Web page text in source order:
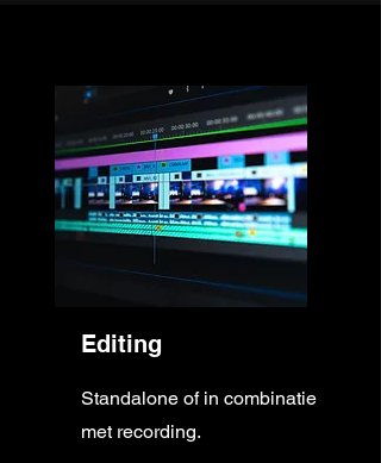
Editing
Standalone of in combinatie
met recording.